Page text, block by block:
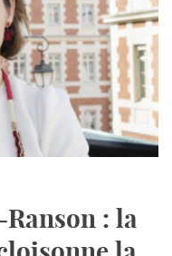
: la